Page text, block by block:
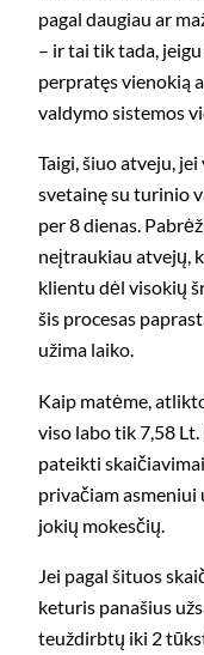
pagal daugiau ar
– ir tai tik tada,
perpratęs vienokią
valdymo sistemos
Taigi, šiuo atveju,
svetainę su turinio
per 8 dienas.
neįtraukiau atvejų,
klientu dėl visokių
šis procesas
užima laiko.
Kaip matėme,
viso labo tik 7,58
pateikti
privačiam asmeniui
jokių mokesčių.
Jei pagal šituos
keturis panašius
teuždirbtų iki 2